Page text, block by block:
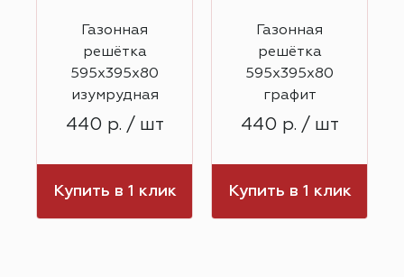
Газонная
решётка
595х395х80
изумрудная
440 р. / шт
Купить в 1 клик
Газонная
решётка
595х395х80
графит
440 р. / шт
Купить в 1 клик